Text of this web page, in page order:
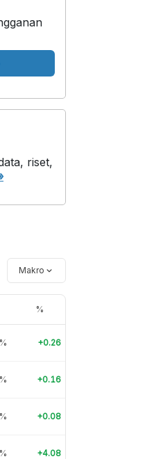
riset,
Makro
%
+0.26
+0.16
+0.08
+4.08